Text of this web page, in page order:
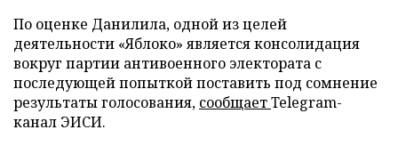
По оценке Данилила, одной из целей
деятельности «Яблоко» является консолидация
вокруг партии антивоенного электората с
последующей попыткой поставить под сомнение
результаты голосования, сообщаетTelegram-
канал ЭИСИ.